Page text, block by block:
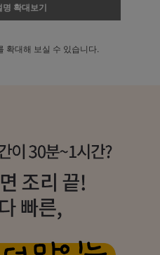
확대보기
확대해 보실 수 있습니다.